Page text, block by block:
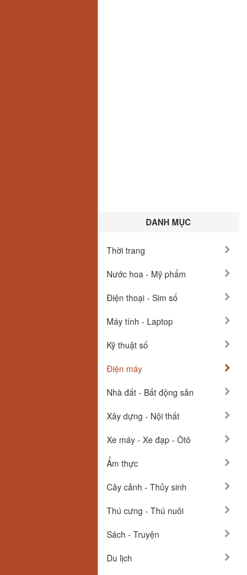
DANH MỤC
Thời trang
Nước hoa - Mỹ phẩm
Điện thoại - Sim số
Máy tính - Laptop
Kỹ thuật số
Điện máy
Nhà đất - Bất động sản
Xây dựng - Nội thất
Xe máy - Xe đạp - Ôtô
Ẩm thực
Cây cảnh - Thủy sinh
Thú cưng - Thú nuôi
Sách - Truyện
Du lịch